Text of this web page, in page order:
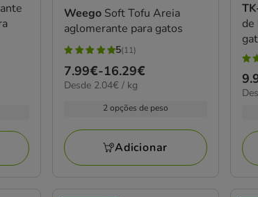
Weego Soft Tofu Areia
aglomerante para gatos
5
estrelas
com
5(11)
Preço
de
16.29€
7.99€-16.29€
2.04€
Desde 2.04€ / kg
2 opções de peso
Adicionar
de
4.4
de